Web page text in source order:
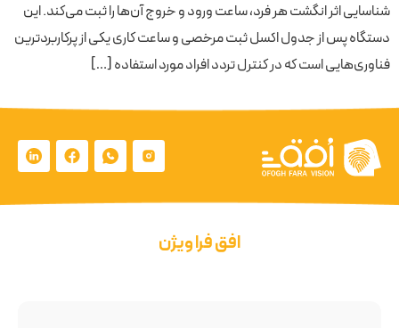
شناسایی اثر انگشت هر فرد، ساعت ورود و خروج آن‌ها را ثبت می‌کند. این
دستگاه پس از جدول اکسل ثبت مرخصی و ساعت کاری یکی از پرکاربردترین
فناوری‌هایی است که در کنترل تردد افراد مورد استفاده […]
افق فرا ویژن